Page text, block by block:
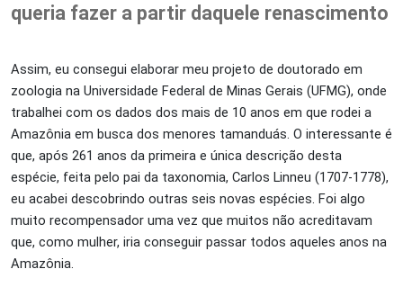
queria fazer a partir daquele renascimento
Assim, eu consegui elaborar meu projeto de doutorado em
zoologia na Universidade Federal de Minas Gerais (UFMG), onde
trabalhei com os dados dos mais de 10 anos em que rodei a
Amazônia em busca dos menores tamanduás. O interessante é
que, após 261 anos da primeira e única descrição desta
espécie, feita pelo pai da taxonomia, Carlos Linneu (1707-1778),
eu acabei descobrindo outras seis novas espécies. Foi algo
muito recompensador uma vez que muitos não acreditavam
que, como mulher, iria conseguir passar todos aqueles anos na
Amazônia.